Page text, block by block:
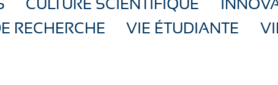
CULTURE SCIENTIFIQUE
RECHERCHE
VIE ÉTUDIANTE